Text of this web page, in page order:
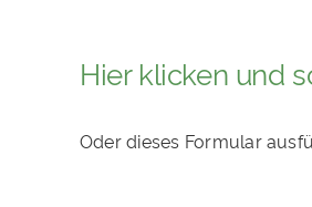
Hier klicken und
Oder dieses Formular